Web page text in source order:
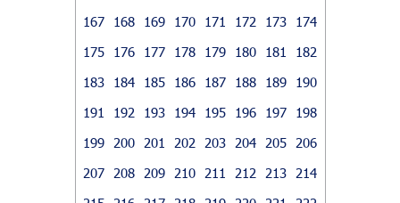
167
168 169 170 171 172 173
174
175
176 177 178 179 180 181
182
183
184 185 186 187 188 189
190
191
192 193 194 195 196 197
198
199
200 201 202 203 204 205
206
207
208 209 210 211 212 213
214